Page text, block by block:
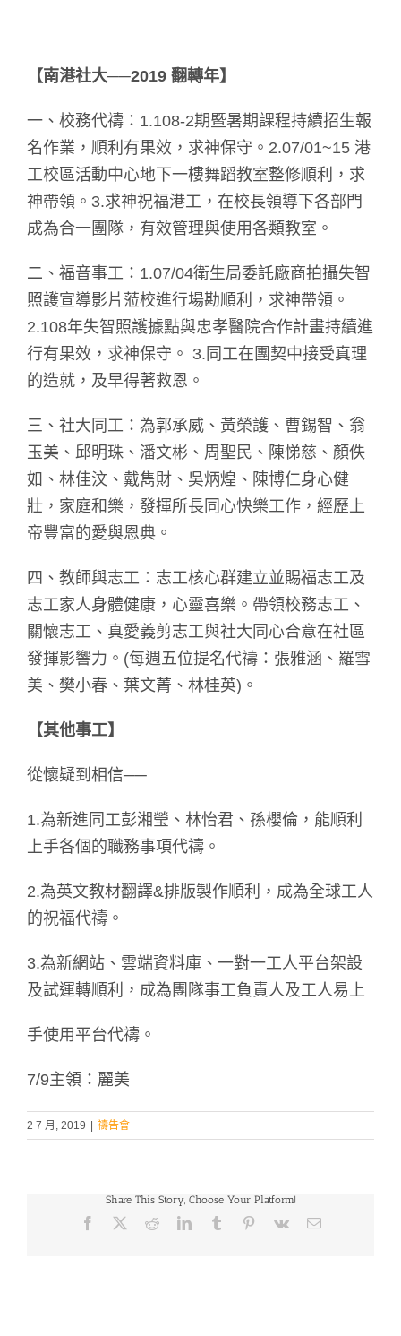
【南港社大──2019 翻轉年】
一、校務代禱：1.108-2期暨暑期課程持續招生報
名作業，順利有果效，求神保守。2.07/01~15 港
工校區活動中心地下一樓舞蹈教室整修順利，求
神帶領。3.求神祝福港工，在校長領導下各部門
成為合一團隊，有效管理與使用各類教室。
二、福音事工：1.07/04衛生局委託廠商拍攝失智
照護宣導影片蒞校進行場勘順利，求神帶領。
2.108年失智照護據點與忠孝醫院合作計畫持續進
行有果效，求神保守。 3.同工在團契中接受真理
的造就，及早得著救恩。
三、社大同工：為郭承威、黃榮護、曹錫智、翁
玉美、邱明珠、潘文彬、周聖民、陳悌慈、顏佚
如、林佳汶、戴雋財、吳炳煌、陳博仁身心健
壯，家庭和樂，發揮所長同心快樂工作，經歷上
帝豐富的愛與恩典。
四、教師與志工：志工核心群建立並賜福志工及
志工家人身體健康，心靈喜樂。帶領校務志工、
關懷志工、真愛義剪志工與社大同心合意在社區
發揮影響力。(每週五位提名代禱：張雅涵、羅雪
美、樊小春、葉文菁、林桂英)。
【其他事工】
從懷疑到相信──
1.為新進同工彭湘瑩、林怡君、孫櫻倫，能順利
上手各個的職務事項代禱。
2.為英文教材翻譯&排版製作順利，成為全球工人
的祝福代禱。
3.為新網站、雲端資料庫、一對一工人平台架設
及試運轉順利，成為團隊事工負責人及工人易上
手使用平台代禱。
7/9主領：麗美
2 7 月, 2019 禱告會
Share This Story, Choose Your Platform!
Facebook RedditLinkedInTumblr Pinterest
Vk Email: